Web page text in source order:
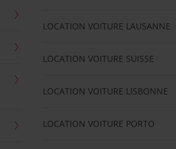
LOCATION VOITURE LAUSANNE
LOCATION VOITURE SUISSE
LOCATION VOITURE LISBONNE
LOCATION VOITURE PORTO